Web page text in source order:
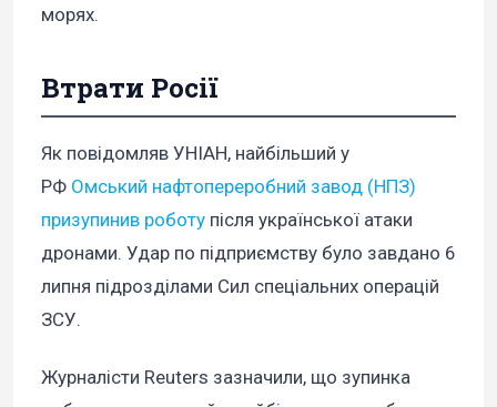
морях.
Втрати Росії
Як повідомляв УНІАН, найбільший у
РФ Омський нафтопереробний завод (НПЗ)
призупинив роботу після української атаки
дронами. Удар по підприємству було завдано 6
липня підрозділами Сил спеціальних операцій
ЗСУ.
Журналісти Reuters зазначили, що зупинка